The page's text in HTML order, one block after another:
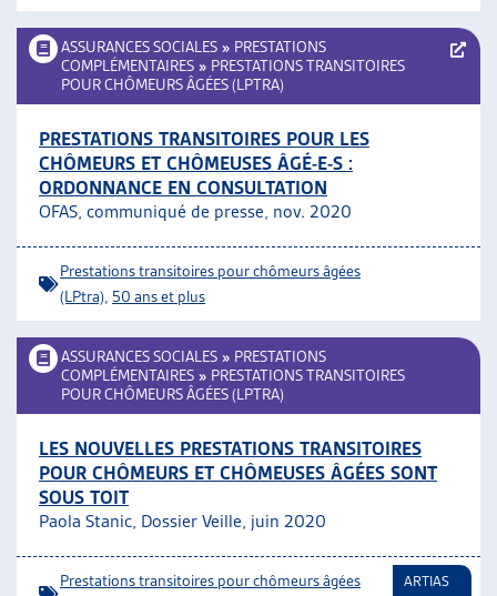
ASSURANCES SOCIALES » PRESTATIONS
COMPLÉMENTAIRES » PRESTATIONS TRANSITOIRES
POUR CHÔMEURS ÂGÉES (LPTRA)
PRESTATIONS TRANSITOIRES POUR LES
CHÔMEURS ET CHÔMEUSES ÂGÉ-E-S :
ORDONNANCE EN CONSULTATION
OFAS, communiqué de presse, nov. 2020
Prestations transitoires pour chômeurs âgées
(LPtra) 50 ans et plus
ASSURANCES SOCIALES » PRESTATIONS
COMPLÉMENTAIRES » PRESTATIONS TRANSITOIRES
POUR CHÔMEURS ÂGÉES (LPTRA)
LES NOUVELLES PRESTATIONS TRANSITOIRES
POUR CHÔMEURS ET CHÔMEUSES ÂGÉES SONT
SOUS TOIT
Paola Stanic, Dossier Veille, juin 2020
Prestations transitoires pour chômeurs âgées
ARTIAS